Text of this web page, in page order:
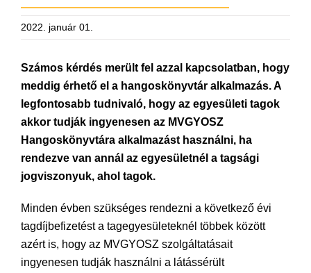
2022. január 01.
Számos kérdés merült fel azzal kapcsolatban, hogy
meddig érhető el a hangoskönyvtár alkalmazás. A
legfontosabb tudnivaló, hogy az egyesületi tagok
akkor tudják ingyenesen az MVGYOSZ
Hangoskönyvtára alkalmazást használni, ha
rendezve van annál az egyesületnél a tagsági
jogviszonyuk, ahol tagok.
Minden évben szükséges rendezni a következő évi
tagdíjbefizetést a tagegyesületeknél többek között
azért is, hogy az MVGYOSZ szolgáltatásait
ingyenesen tudják használni a látássérült